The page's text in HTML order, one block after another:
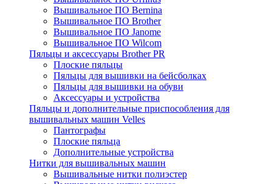
Вышивальное ПО Bernina
Вышивальное ПО Brother
Вышивальное ПО Janome
Вышивальное ПО Wilcom
Пяльцы и аксессуары Brother PR
Плоские пяльцы
Пяльцы для вышивки на бейсболках
Пяльцы для вышивки на обуви
Аксессуары и устройства
Пяльцы и дополнительные приспособления для
вышивальных машин Velles
Пантографы
Плоские пяльца
Дополнительные устройства
Нитки для вышивальных машин
Вышивальные нитки полиэстер